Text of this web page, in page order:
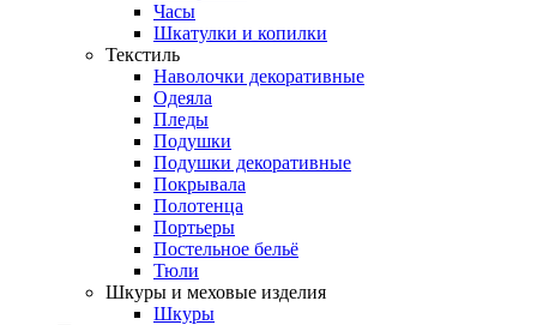
Часы
Шкатулки и копилки
Текстиль
Наволочки декоративные
Одеяла
Пледы
Подушки
Подушки декоративные
Покрывала
Полотенца
Портьеры
Постельное бельё
Тюли
Шкуры и меховые изделия
Шкуры